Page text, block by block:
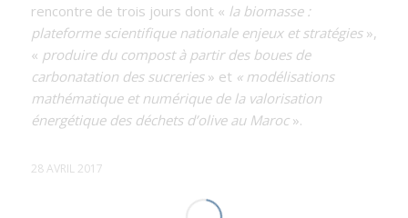
rencontre de trois jours dont « la biomasse :
plateforme scientifique nationale enjeux et stratégies »,
« produire du compost à partir des boues de
carbonatation des sucreries » et « modélisations
mathématique et numérique de la valorisation
énergétique des déchets d’olive au Maroc ».
28 AVRIL 2017